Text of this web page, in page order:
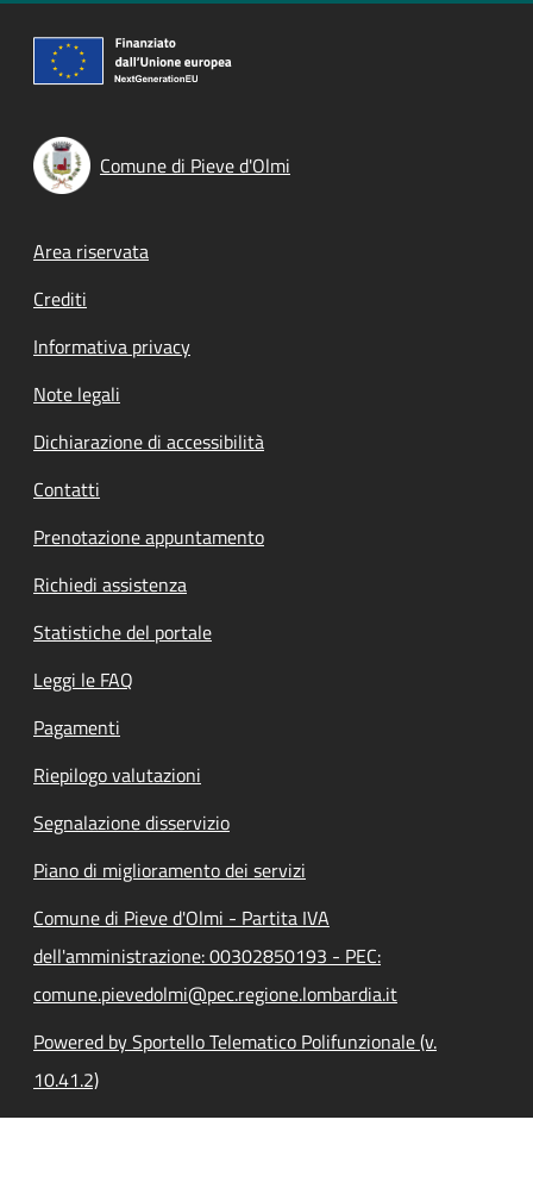
Comune di Pieve d'Olmi
Footer menu
Area riservata
Crediti
Informativa privacy
Note legali
Dichiarazione di accessibilità
Contatti
Prenotazione appuntamento
Richiedi assistenza
Statistiche del portale
Leggi le FAQ
Pagamenti
Riepilogo valutazioni
Segnalazione disservizio
Piano di miglioramento dei servizi
Comune di Pieve d'Olmi - Partita IVA
dell'amministrazione: 00302850193 - PEC:
comune.pievedolmi@pec.regione.lombardia.it
Powered by Sportello Telematico Polifunzionale (v.
10.41.2)